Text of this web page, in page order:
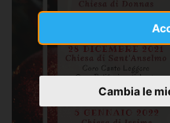
Cambia le